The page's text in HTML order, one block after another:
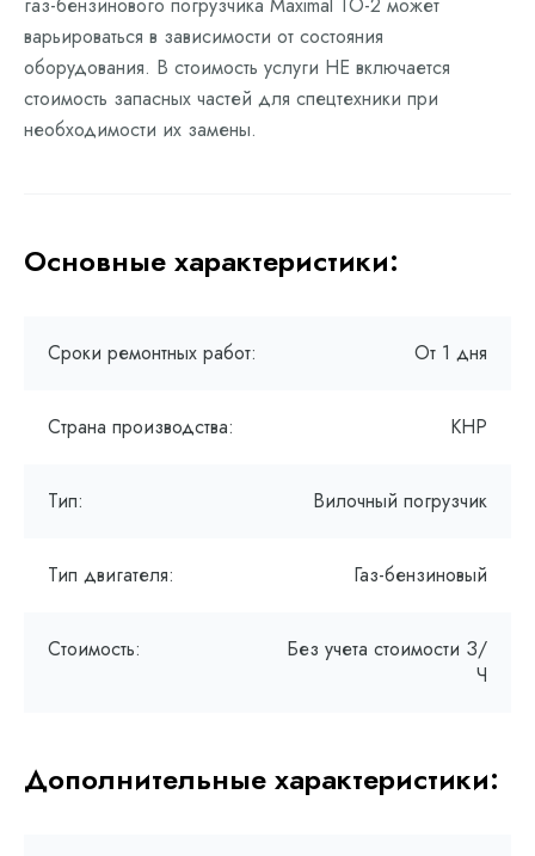
варьироваться в зависимости от состояния
оборудования. В стоимость услуги НЕ включается
стоимость запасных частей для спецтехники при
необходимости их замены.
Основные характеристики:
Сроки ремонтных работ: От 1 дня
Страна производства: КНР
Тип: Вилочный погрузчик
Тип двигателя: Газ-бензиновый
Стоимость:
Без учета стоимости З/
Ч
Дополнительные характеристики: